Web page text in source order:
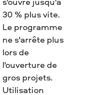
30 % plus vite.
Le programme
ne s'arrête plus
lors de
l'ouverture de
gros projets.
Utilisation